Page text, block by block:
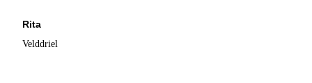
Rita
Velddriel